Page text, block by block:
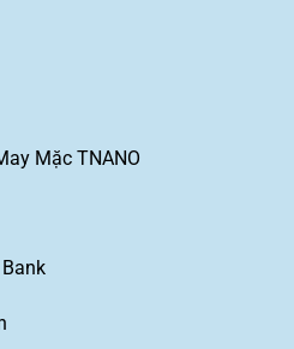
Mặc TNANO